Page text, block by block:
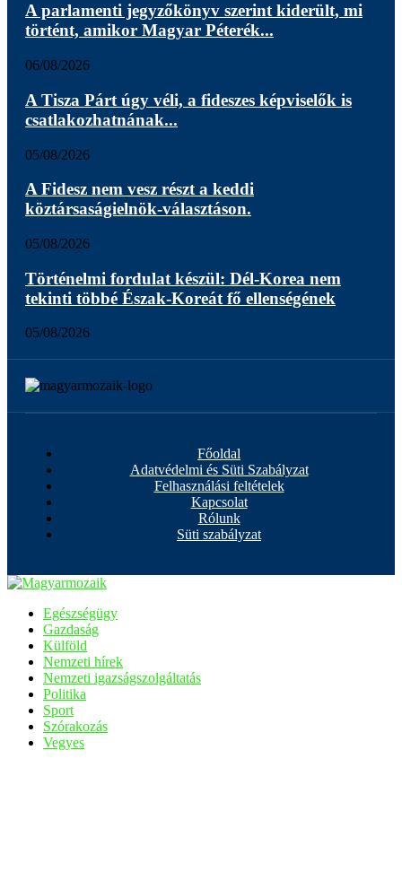
A parlamenti jegyzőkönyv szerint kiderült, mi
történt, amikor Magyar Péterék...
06/08/2026
A Tisza Párt úgy véli, a fideszes képviselők is
csatlakozhatnának...
05/08/2026
A Fidesz nem vesz részt a keddi
köztársaságielnök-választáson.
05/08/2026
Történelmi fordulat készül: Dél-Korea nem
tekinti többé Észak-Koreát fő ellenségének
05/08/2026
Főoldal
Adatvédelmi és Süti Szabályzat
Felhasználási feltételek
Kapcsolat
Rólunk
Süti szabályzat
Egészségügy
Gazdaság
Külföld
Nemzeti hírek
Nemzeti igazságszolgáltatás
Politika
Sport
Szórakozás
Vegyes